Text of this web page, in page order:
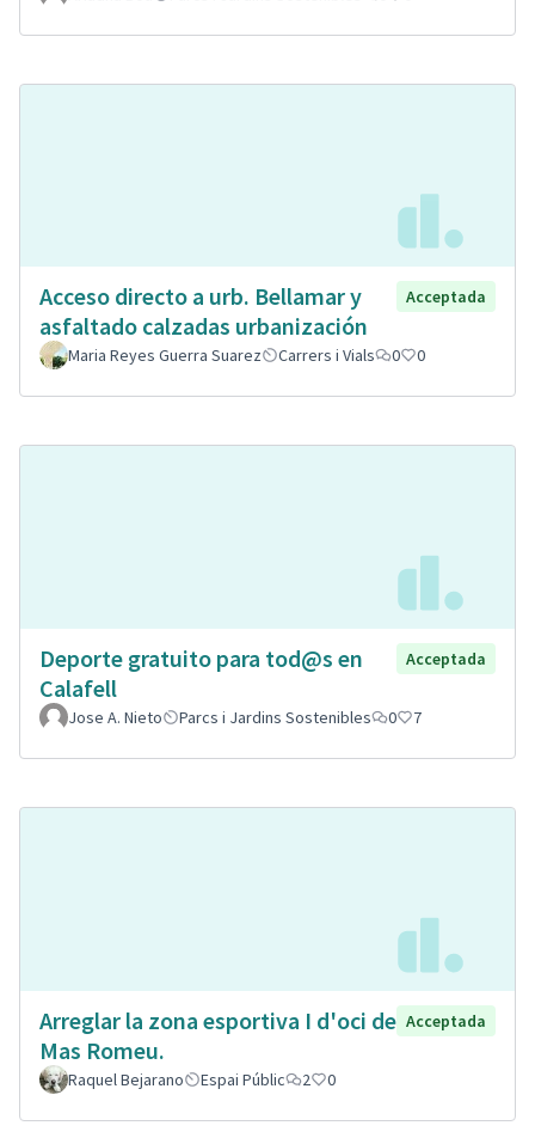
Acceso directo a urb. Bellamar y
asfaltado calzadas urbanización
Acceptada
Maria Reyes Guerra Suarez Carrers i Vials 0 0
Deporte gratuito para tod@s en
Calafell
Acceptada
Jose A. Nieto Parcs i Jardins Sostenibles 0 7
Arreglar la zona esportiva I d'oci de
Mas Romeu.
Acceptada
Raquel Bejarano Espai Públic 2 0